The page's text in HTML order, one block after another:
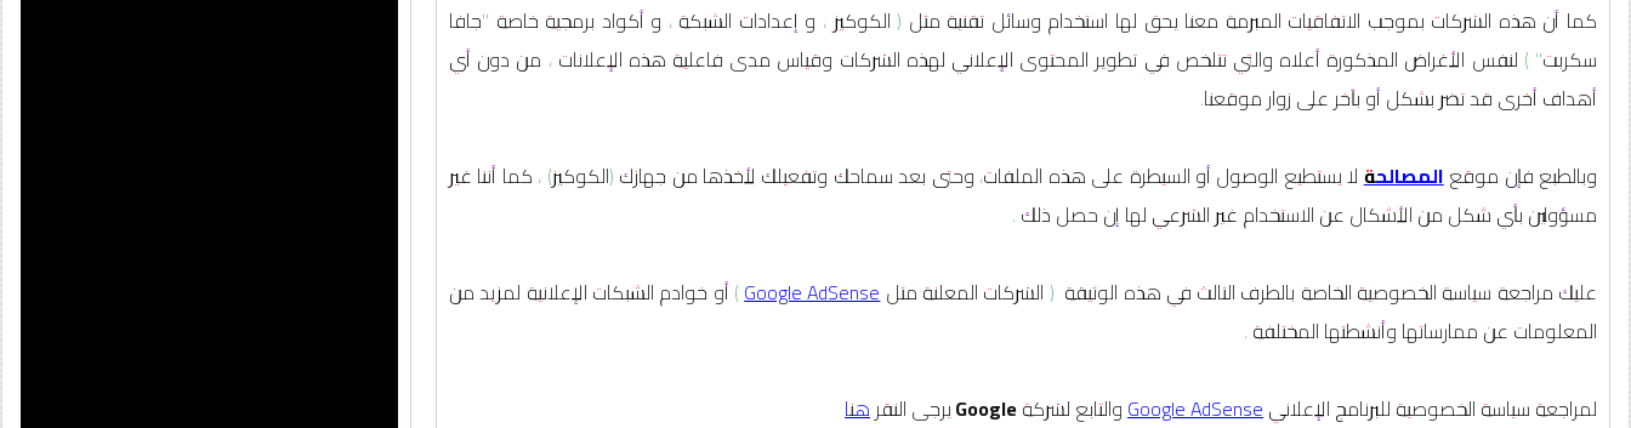
كما أن هذه الشركات بموجب الاتفاقيات المبرمة معنا يحق لها استخدام وسائل تقنية مثل ( الكوكيز ، و إعدادات الشبكة ، و أكواد برمجية خاصة "جافا
سكربت" ) لنفس الأغراض المذكورة أعلاه والتي تتلخص في تطوير المحتوى الإعلاني لهذه الشركات وقياس مدى فاعلية هذه الإعلانات ، من دون أي
أهداف أخرى قد تضر بشكل أو بآخر على زوار موقعنا.
وبالطبع فإن موقعالمصالحةلا يستطيع الوصول أو السيطرة على هذه الملفات، وحتى بعد سماحك وتفعيلك لأخذها من جهازك (الكوكيز) ، كما أننا غير
مسؤولين بأي شكل من الأشكال عن الاستخدام غير الشرعي لها إن حصل ذلك .
عليك مراجعة سياسة الخصوصية الخاصة بالطرف الثالث في هذه الوثيقة ( الشركات المعلنة مثلGoogle AdSense) أو خوادم الشبكات الإعلانية لمزيد من
المعلومات عن ممارساتها وأنشطتها المختلفة .
لمراجعة سياسة الخصوصية للبرنامج الإعلانيGoogle AdSenseوالتابع لشركةGoogleيرجى النقر هنا